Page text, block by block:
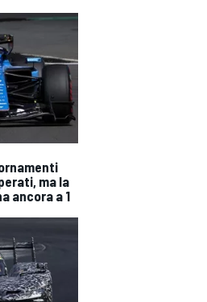
ma la
ancora a 1